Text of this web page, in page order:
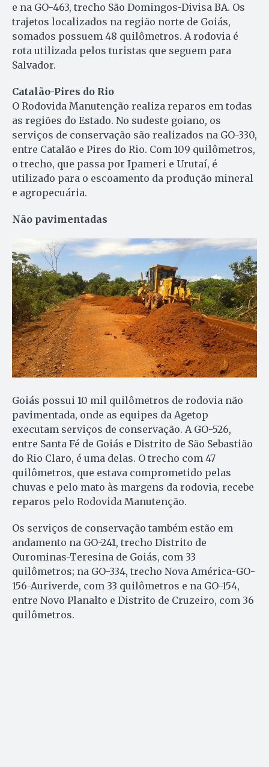
e na GO-463, trecho São Domingos-Divisa BA. Os
trajetos localizados na região norte de Goiás,
somados possuem 48 quilômetros. A rodovia é
rota utilizada pelos turistas que seguem para
Salvador.
Catalão-Pires do Rio
O Rodovida Manutenção realiza reparos em todas
as regiões do Estado. No sudeste goiano, os
serviços de conservação são realizados na GO-330,
entre Catalão e Pires do Rio. Com 109 quilômetros,
o trecho, que passa por Ipameri e Urutaí, é
utilizado para o escoamento da produção mineral
e agropecuária.
Não pavimentadas
Goiás possui 10 mil quilômetros de rodovia não
pavimentada, onde as equipes da Agetop
executam serviços de conservação. A GO-526,
entre Santa Fé de Goiás e Distrito de São Sebastião
do Rio Claro, é uma delas. O trecho com 47
quilômetros, que estava comprometido pelas
chuvas e pelo mato às margens da rodovia, recebe
reparos pelo Rodovida Manutenção.
Os serviços de conservação também estão em
andamento na GO-241, trecho Distrito de
Ourominas-Teresina de Goiás, com 33
quilômetros; na GO-334, trecho Nova América-GO-
156-Auriverde, com 33 quilômetros e na GO-154,
entre Novo Planalto e Distrito de Cruzeiro, com 36
quilômetros.